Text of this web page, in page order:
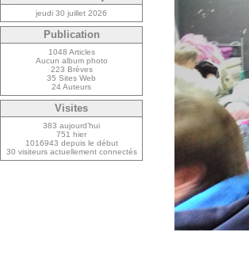
jeudi 30 juillet 2026
Publication
1048 Articles
Aucun album photo
223 Brèves
35 Sites Web
24 Auteurs
Visites
383 aujourd’hui
751 hier
1016943 depuis le début
30 visiteurs actuellement connectés